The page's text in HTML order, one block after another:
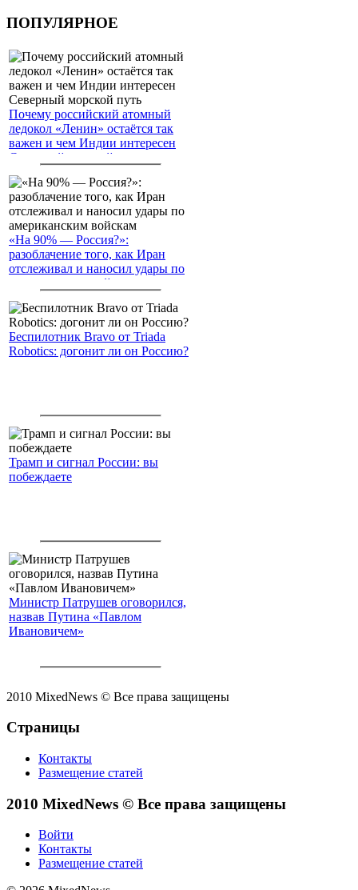
ПОПУЛЯРНОЕ
Почему российский атомный
ледокол «Ленин» остаётся так
важен и чем Индии интересен
Северный морской путь
«На 90% — Россия?»:
разоблачение того, как Иран
отслеживал и наносил удары по
американским войскам
Беспилотник Bravo от Triada
Robotics: догонит ли он Россию?
Трамп и сигнал России: вы
побеждаете
Министр Патрушев оговорился,
назвав Путина «Павлом
Ивановичем»
2010 MixedNews © Все права защищены
Страницы
Контакты
Размещение статей
2010 MixedNews © Все права защищены
Войти
Контакты
Размещение статей